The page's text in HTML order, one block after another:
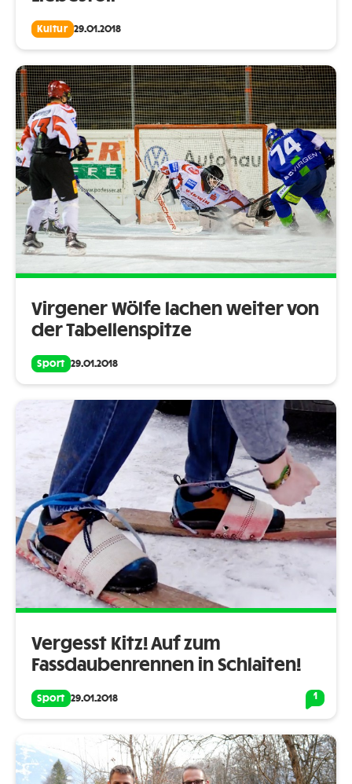
Kultur 29.01.2018
Virgener Wölfe lachen weiter von
der Tabellenspitze
Sport 29.01.2018
Vergesst Kitz! Auf zum
Fassdaubenrennen in Schlaiten!
Sport 29.01.2018 1